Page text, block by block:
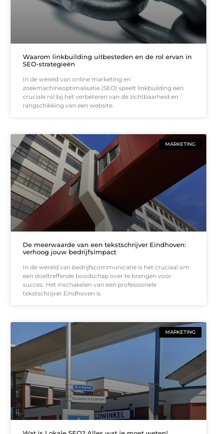
Waarom linkbuilding uitbesteden en de rol ervan in
SEO-strategieën
In de wereld van online marketing en
zoekmachineoptimalisatie (SEO) speelt linkbuilding een
cruciale rol bij het verbeteren van de zichtbaarheid en
rangschikking van een website.
MARKETING
De meerwaarde van een tekstschrijver Eindhoven:
verhoog jouw bedrijfsimpact
In de wereld van bedrijfscommunicatie is het cruciaal om
een doeltreffende boodschap over te brengen voor
succes. Het inschakelen van een professionele
tekstschrijver Eindhoven is
MARKETING